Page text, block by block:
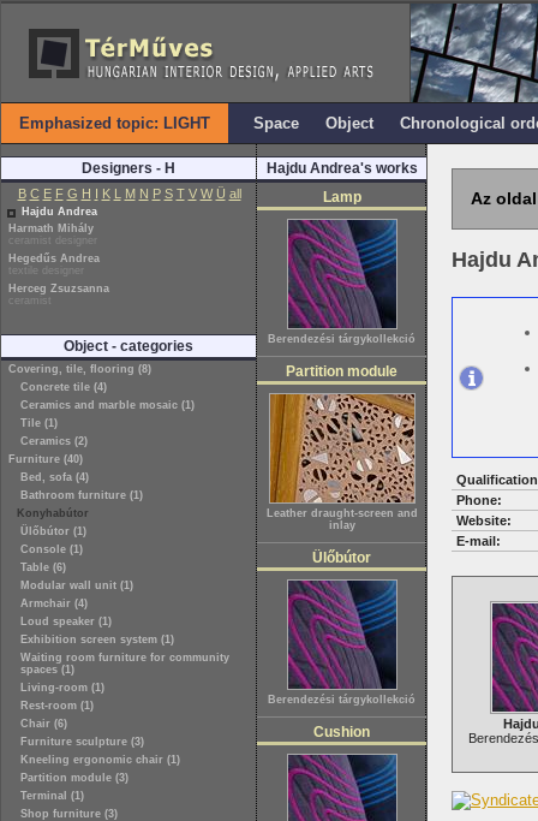
Emphasized topic: LIGHT Space Object Chronological
Designers - H
B C E F G H I K L M N P S T V W Ü all
Hajdu Andrea
Harmath Mihály
ceramist designer
Hegedűs Andrea
textile designer
Herceg Zsuzsanna
ceramist
Object - categories
Covering, tile, flooring (8)
Concrete tile (4)
Ceramics and marble mosaic (1)
Tile (1)
Ceramics (2)
Furniture (40)
Bed, sofa (4)
Bathroom furniture (1)
Konyhabútor
Ülőbútor (1)
Console (1)
Table (6)
Modular wall unit (1)
Armchair (4)
Loud speaker (1)
Exhibition screen system (1)
Waiting room furniture for community
spaces (1)
Living-room (1)
Rest-room (1)
Chair (6)
Furniture sculpture (3)
Kneeling ergonomic chair (1)
Partition module (3)
Terminal (1)
Shop furniture (3)
Hajdu Andrea's works
Lamp
Berendezési tárgykollekció
Partition module
Leather draught-screen and
inlay
Ülőbútor
Berendezési tárgykollekció
Cushion
Az
Hajdu
Phone:
Website:
E-mail: